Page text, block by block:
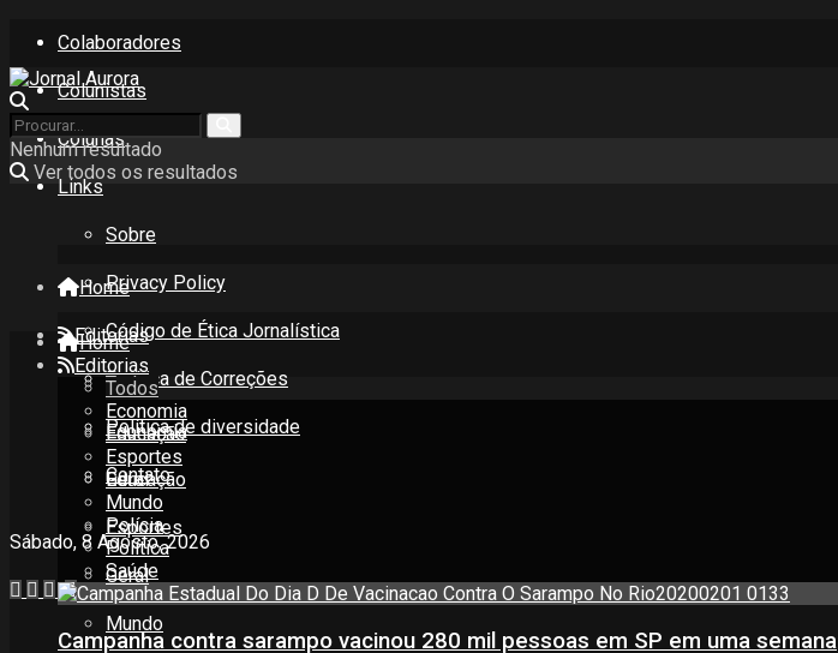
Colaboradores
Colunistas
Colunas
Links
Sobre
Privacy Policy
Código de Ética Jornalística
Política de Correções
Política de diversidade
Contato
Sábado, 8 Agosto, 2026
Nenhum resultado
Ver todos os resultados
Home
Editorias
Todos
Economia
Educação
Esportes
Geral
Mundo
Home
Editorias
Todos
Economia
Educação
Esportes
Geral
Mundo
Polícia
Política
Saúde
Campanha contra sarampo vacinou 280 mil pessoas em SP em uma semana